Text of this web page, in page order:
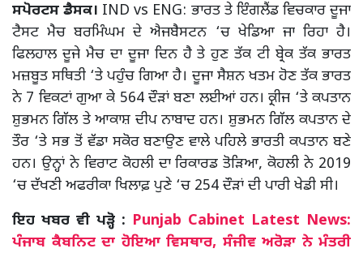
ਸਪੋਰਟਸ ਡੈਸਕ। IND vs ENG: ਭਾਰਤ ਤੇ ਇੰਗਲੈਂਡ ਵਿਚਕਾਰ ਦੂਜਾ
ਟੈਸਟ ਮੈਚ ਬਰਮਿੰਘਮ ਦੇ ਐਜਬੈਸਟਨ ‘ਚ ਖੇਡਿਆ ਜਾ ਰਿਹਾ ਹੈ।
ਫਿਲਹਾਲ ਦੂਜੇ ਮੈਚ ਦਾ ਦੂਜਾ ਦਿਨ ਹੈ ਤੇ ਹੁਣ ਤੱਕ ਟੀ ਬ੍ਰੇਕ ਤੱਕ ਭਾਰਤ
ਮਜ਼ਬੂਤ ਸਥਿਤੀ ‘ਤੇ ਪਹੁੰਚ ਗਿਆ ਹੈ। ਦੂਜਾ ਸੈਸ਼ਨ ਖਤਮ ਹੋਣ ਤੱਕ ਭਾਰਤ
ਨੇ 7 ਵਿਕਟਾਂ ਗੁਆ ਕੇ 564 ਦੌੜਾਂ ਬਣਾ ਲਈਆਂ ਹਨ। ਕ੍ਰੀਜ ‘ਤੇ ਕਪਤਾਨ
ਸ਼ੁਭਮਨ ਗਿੱਲ ਤੇ ਆਕਾਸ਼ ਦੀਪ ਨਾਬਾਦ ਹਨ। ਸ਼ੁਭਮਨ ਗਿੱਲ ਕਪਤਾਨ ਦੇ
ਤੌਰ ‘ਤੇ ਸਭ ਤੋਂ ਵੱਡਾ ਸਕੋਰ ਬਣਾਉਣ ਵਾਲੇ ਪਹਿਲੇ ਭਾਰਤੀ ਕਪਤਾਨ ਬਣੇ
ਹਨ। ਉਨ੍ਹਾਂ ਨੇ ਵਿਰਾਟ ਕੋਹਲੀ ਦਾ ਰਿਕਾਰਡ ਤੋੜਿਆ, ਕੋਹਲੀ ਨੇ 2019
‘ਚ ਦੱਖਣੀ ਅਫਰੀਕਾ ਖਿਲਾਫ਼ ਪੁਣੇ ‘ਚ 254 ਦੌੜਾਂ ਦੀ ਪਾਰੀ ਖੇਡੀ ਸੀ।
ਇਹ ਖਬਰ ਵੀ ਪੜ੍ਹੋ : Punjab Cabinet Latest News:
ਪੰਜਾਬ ਕੈਬਨਿਟ ਦਾ ਹੋਇਆ ਵਿਸਥਾਰ, ਸੰਜੀਵ ਅਰੋੜਾ ਨੇ ਮੰਤਰੀ